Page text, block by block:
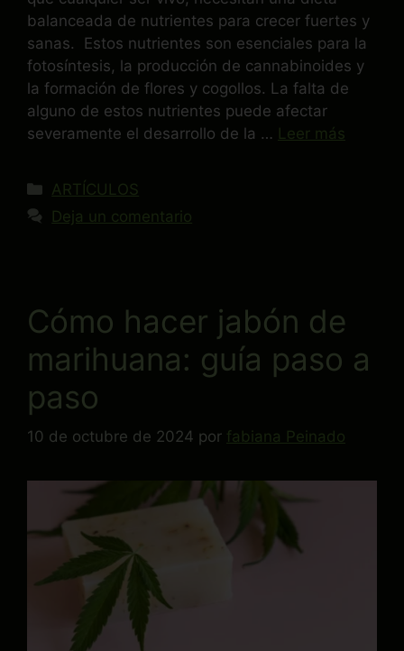
balanceada de nutrientes para crecer fuertes y
sanas. Estos nutrientes son esenciales para la
fotosíntesis, la producción de cannabinoides y
la formación de flores y cogollos. La falta de
alguno de estos nutrientes puede afectar
severamente el desarrollo de la … Leer más
ARTÍCULOS
Deja un comentario
Cómo hacer jabón de
marihuana: guía paso a
paso
10 de octubre de 2024 por fabiana Peinado